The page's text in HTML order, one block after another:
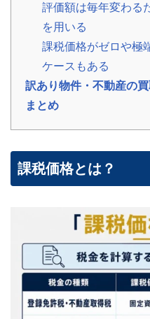
声
ご
依
頼
い
い
た
お
ュ
ー
?
る
ご
質
問
査
評価額は毎年変わる
を用いる
課税価格がゼロや極
ケースもある
訳あり物件・不動産の
まとめ
課税価格とは？